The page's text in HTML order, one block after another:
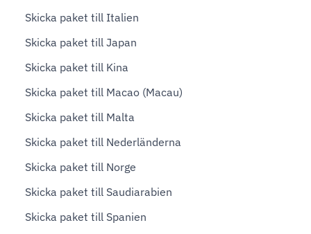
Skicka paket till Italien
Skicka paket till Japan
Skicka paket till Kina
Skicka paket till Macao (Macau)
Skicka paket till Malta
Skicka paket till Nederländerna
Skicka paket till Norge
Skicka paket till Saudiarabien
Skicka paket till Spanien